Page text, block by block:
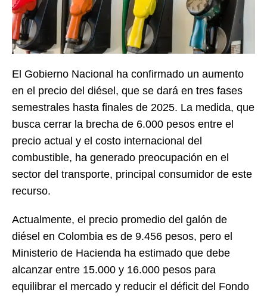
El Gobierno Nacional ha confirmado un aumento
en el precio del diésel, que se dará en tres fases
semestrales hasta finales de 2025. La medida, que
busca cerrar la brecha de 6.000 pesos entre el
precio actual y el costo internacional del
combustible, ha generado preocupación en el
sector del transporte, principal consumidor de este
recurso.
Actualmente, el precio promedio del galón de
diésel en Colombia es de 9.456 pesos, pero el
Ministerio de Hacienda ha estimado que debe
alcanzar entre 15.000 y 16.000 pesos para
equilibrar el mercado y reducir el déficit del Fondo